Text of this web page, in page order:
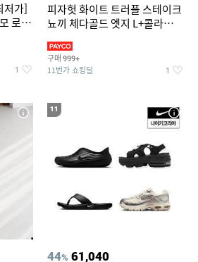
저가]
로즈
1
피자헛 화이트 트러플 스테이크
뇨끼 체다골드 엣지 L+콜라
구매 999+
11번가 쇼킹딜 1
11
44% 61,040